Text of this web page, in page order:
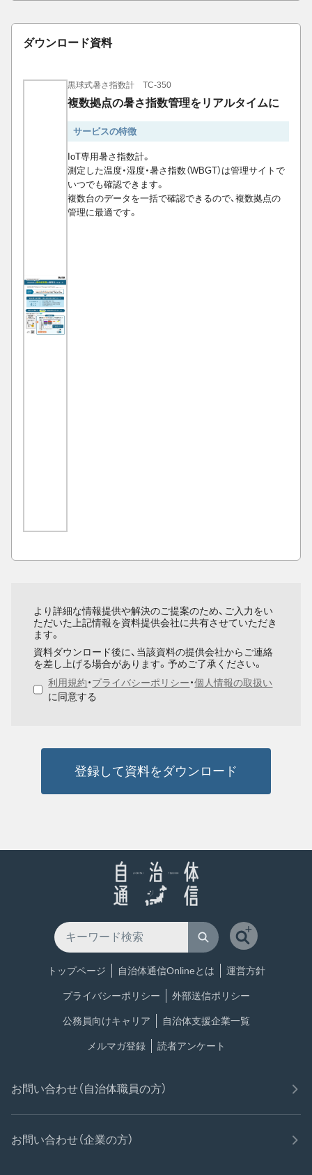
ダウンロード資料
黒球式暑さ指数計 TC-350
複数拠点の暑さ指数管理をリアルタイムに
サービスの特徴
IoT専用暑さ指数計。
測定した温度・湿度・暑さ指数（WBGT）は管理サイトで
いつでも確認できます。
複数台のデータを一括で確認できるので、複数拠点の
管理に最適です。
より詳細な情報提供や解決のご提案のため、ご入力をい
ただいた上記情報を資料提供会社に共有させていただき
ます。
資料ダウンロード後に、当該資料の提供会社からご連絡
を差し上げる場合があります。予めご了承ください。
利用規約・プライバシーポリシー・個人情報の取扱い
に同意する
登録して資料をダウンロード
トップページ 自治体通信Onlineとは 運営方針
プライバシーポリシー 外部送信ポリシー
公務員向けキャリア 自治体支援企業一覧
メルマガ登録 読者アンケート
お問い合わせ（自治体職員の方）
お問い合わせ（企業の方）